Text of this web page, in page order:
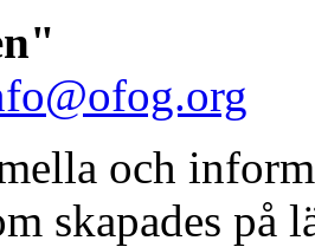
och
skapades på